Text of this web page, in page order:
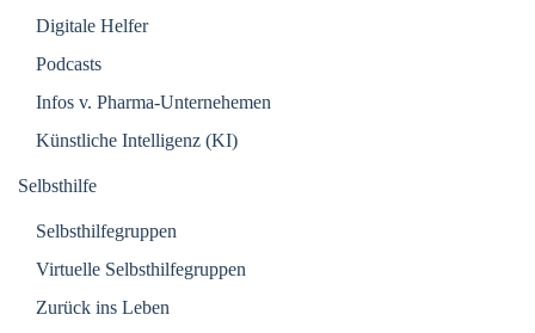
Digitale Helfer
Podcasts
Infos v. Pharma-Unternehemen
Künstliche Intelligenz (KI)
Selbsthilfe
Selbsthilfegruppen
Virtuelle Selbsthilfegruppen
Zurück ins Leben